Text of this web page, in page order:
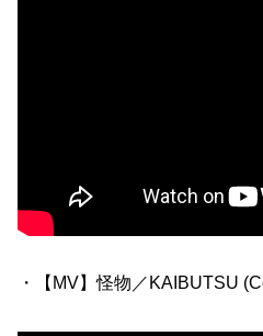
・【MV】怪物／KAIBUTSU